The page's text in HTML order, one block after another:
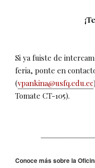
Si ya fuiste de
feria, ponte en
(vpankina@usfq.edu.ec
Tomate CT-105).
Conoce más sobre la